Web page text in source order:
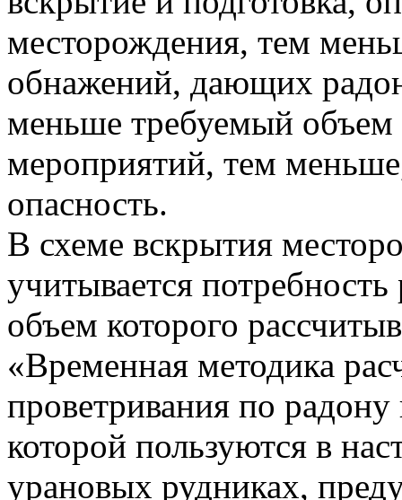
месторождения, тем
обнажений, дающих
меньше требуемый
мероприятий, тем
опасность.
В схеме вскрытия
учитывается
объем которого
«Временная методика
проветривания по
которой пользуются в
урановых рудниках,